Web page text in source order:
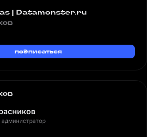
| Datamonster.ru
подписаться